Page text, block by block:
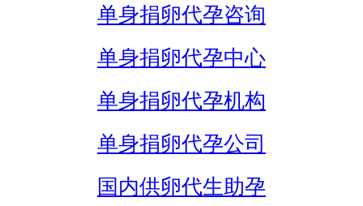
单身捐卵代孕咨询
单身捐卵代孕中心
单身捐卵代孕机构
单身捐卵代孕公司
国内供卵代生助孕